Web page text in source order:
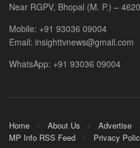
Near RGPV, Bhopal (M. P.) –
Mobile: +91 93036 09004
Email: insighttvnews@gmail.com
WhatsApp: +91 93036 09004
Home About Us Advertise
MP Info RSS Feed
Privacy